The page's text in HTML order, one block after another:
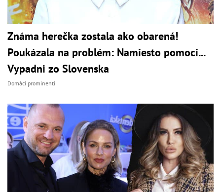
Známa herečka zostala ako obarená!
Poukázala na problém: Namiesto pomoci...
Vypadni zo Slovenska
Domáci prominenti